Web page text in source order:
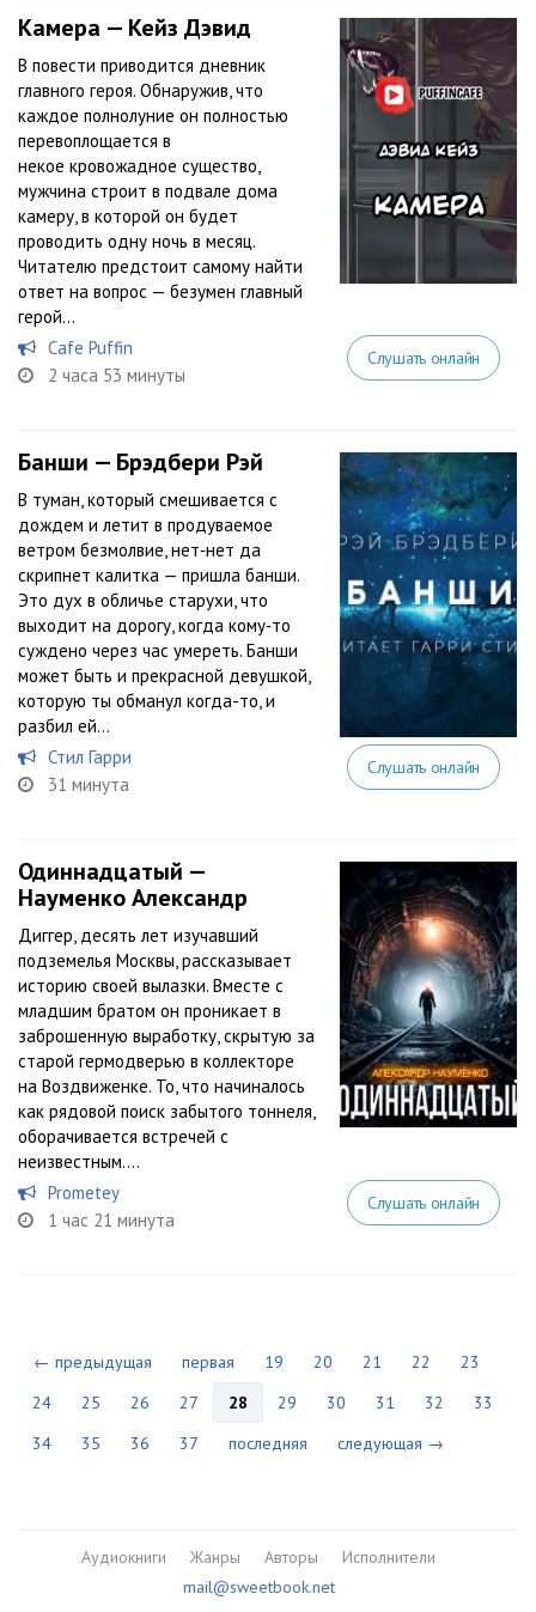
Камера — Кейз Дэвид
В повести приводится дневник
главного героя. Обнаружив, что
каждое полнолуние он полностью
перевоплощается в
некое кровожадное существо,
мужчина строит в подвале дома
камеру, в которой он будет
проводить одну ночь в месяц.
Читателю предстоит самому найти
ответ на вопрос — безумен главный
герой...
Cafe Puffin
2 часа 53 минуты
Слушать онлайн
Банши — Брэдбери Рэй
В туман, который смешивается с
дождем и летит в продуваемое
ветром безмолвие, нет‑нет да
скрипнет калитка — пришла банши.
Это дух в обличье старухи, что
выходит на дорогу, когда кому‑то
суждено через час умереть. Банши
может быть и прекрасной девушкой,
которую ты обманул когда-то, и
разбил ей...
Стил Гарри
31 минута
Слушать онлайн
Одиннадцатый —
Науменко Александр
Диггер, десять лет изучавший
подземелья Москвы, рассказывает
историю своей вылазки. Вместе с
младшим братом он проникает в
заброшенную выработку, скрытую за
старой гермодверью в коллекторе
на Воздвиженке. То, что начиналось
как рядовой поиск забытого тоннеля,
оборачивается встречей с
неизвестным....
Prometey
1 час 21 минута
Слушать онлайн
← предыдущая первая 19 20 21 22
23
24
25 26 27 28 29 30 31 32
33
34
35 36 37 последняя следующая →
Аудиокниги Жанры Авторы
Исполнители
mail@sweetbook.net